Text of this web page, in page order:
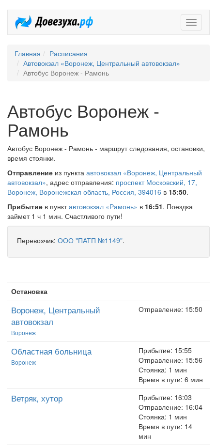
Главная
Расписания
Автовокзал «Воронеж, Центральный автовокзал»
Автобус Воронеж - Рамонь
Автобус Воронеж -
Рамонь
Автобус Воронеж - Рамонь - маршрут следования, остановки,
время стоянки.
Отправление из пункта автовокзал «Воронеж, Центральный
автовокзал», адрес отправления: проспект Московский, 17,
Воронеж, Воронежская область, Россия, 394016 в 15:50.
Прибытие в пунктавтовокзал «Рамонь» в 16:51. Поездка
займет 1 ч 1 мин. Счастливого пути!
Перевозчик: ООО "ПАТП №1149".
Остановка
Воронеж, Центральный
автовокзал
Воронеж
Отправление: 15:50
Областная больница
Воронеж
Прибытие: 15:55
Отправление: 15:56
Стоянка: 1 мин
Время в пути: 6 мин
Ветряк, хутор
Прибытие: 16:03
Отправление: 16:04
Стоянка: 1 мин
Время в пути: 14
мин